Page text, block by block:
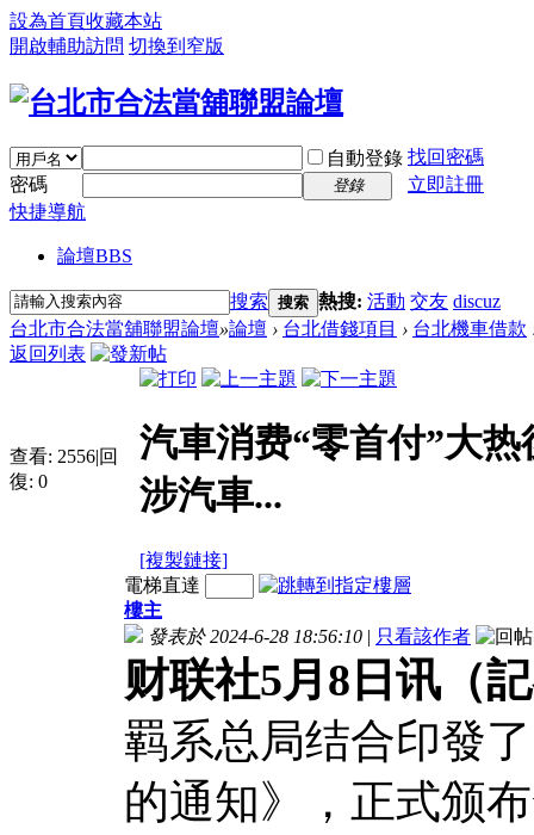
設為首頁收藏本站
開啟輔助訪問 切換到窄版
自動登錄 找回密碼
密碼
登錄
立即註冊
快捷導航
論壇BBS
搜索 搜索 熱搜: 活動 交友 discuz
台北市合法當舖聯盟論壇»論壇 › 台北借錢項目 › 台北機車借款
返回列表
查看: 2556|回
復: 0
汽車消费“零首付”大
涉汽車...
[複製鏈接]
電梯直達
樓主
發表於 2024-6-28 18:56:10 | 只看該作者
财联社5月8日讯（
羁系总局结合印發
的通知》，正式颁